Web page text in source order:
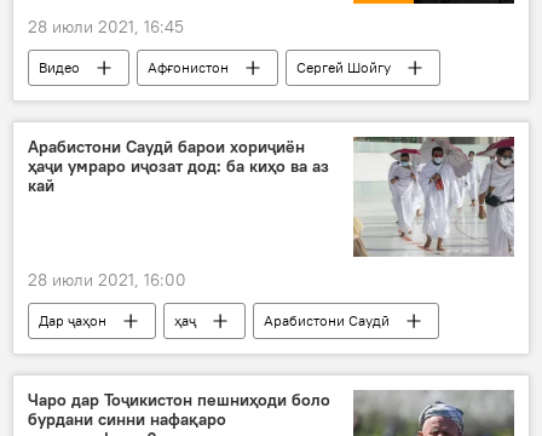
28 июли 2021, 16:45
Видео Афғонистон Сергей Шойгу
Арабистони Саудӣ барои хориҷиён
ҳаҷи умраро иҷозат дод: ба киҳо ва аз
кай
28 июли 2021, 16:00
Дар ҷаҳон ҳаҷ
Арабистони Саудӣ
Дин ва оин
Чаро дар Тоҷикистон пешниҳоди боло
бурдани синни нафақаро